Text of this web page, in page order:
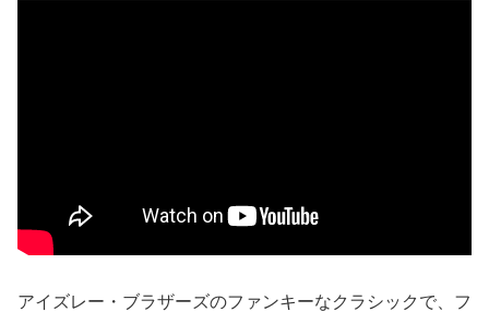
アイズレー・ブラザーズのファンキーなクラシックで、フ